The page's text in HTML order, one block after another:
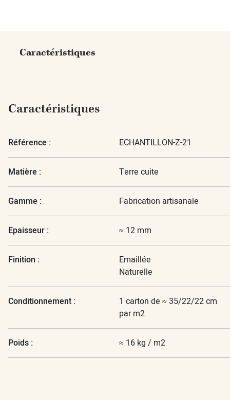
Caractéristiques
Caractéristiques
Référence : ECHANTILLON-Z-21
Matière : Terre cuite
Gamme : Fabrication artisanale
Epaisseur : ≈ 12 mm
Finition :
Emaillée
Naturelle
Conditionnement :
1 carton de ≈ 35/22/22 cm
par m2
Poids : ≈ 16 kg / m2